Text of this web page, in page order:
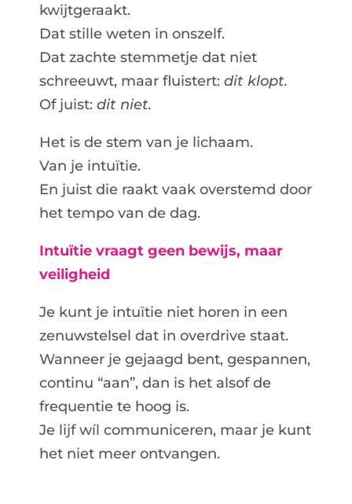
kwijtgeraakt.
Dat stille weten in onszelf.
Dat zachte stemmetje dat niet
schreeuwt, maar fluistert: dit klopt.
Of juist: dit niet.
Het is de stem van je lichaam.
Van je intuïtie.
En juist die raakt vaak overstemd door
het tempo van de dag.
Intuïtie vraagt geen bewijs, maar
veiligheid
Je kunt je intuïtie niet horen in een
zenuwstelsel dat in overdrive staat.
Wanneer je gejaagd bent, gespannen,
continu “aan”, dan is het alsof de
frequentie te hoog is.
Je lijf wíl communiceren, maar je kunt
het niet meer ontvangen.